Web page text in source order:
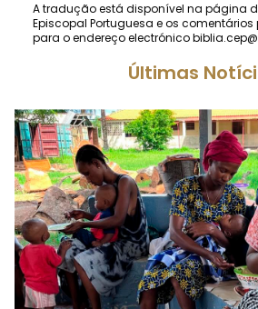
A tradução está disponível na página
Episcopal Portuguesa e os
para o endereço electrónico
Últimas